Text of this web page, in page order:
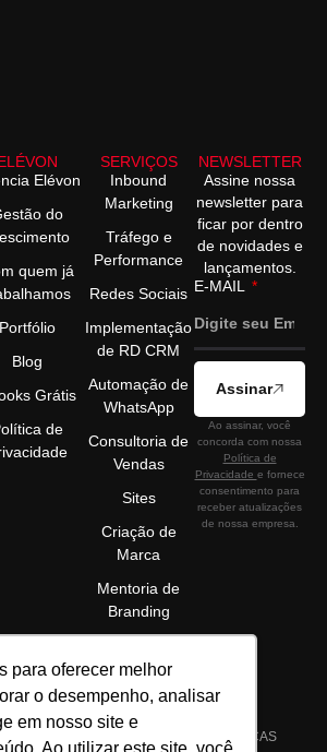
para oferecer melhor
o desempenho, analisar
em nosso site e
Elévon
do
quem já
Portfólio
Blog
Grátis
de
SERVIÇOS
Inbound
Marketing
Tráfego e
Performance
Redes Sociais
Implementação
de RD CRM
Automação de
WhatsApp
Consultoria de
Vendas
Sites
Criação de
Marca
Mentoria de
Branding
NEWSLETTER
Assine nossa
newsletter para
ficar por dentro
de novidades e
lançamentos.
E-MAIL
Assinar
Ao assinar, você
concorda com nossa
Política de
Privacidade e fornece
consentimento para
receber atualizações
de nossa empresa.
DIGITAL E GESTÃO DE MARCAS